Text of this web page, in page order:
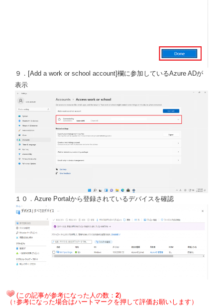
９．[Add a work or school account]欄に参加しているAzure ADが
表示
１０．Azure Portalから登録されているデバイスを確認
(この記事が参考になった人の数： 2)
（↑参考になった場合はハートマークを押して評価お願いします）